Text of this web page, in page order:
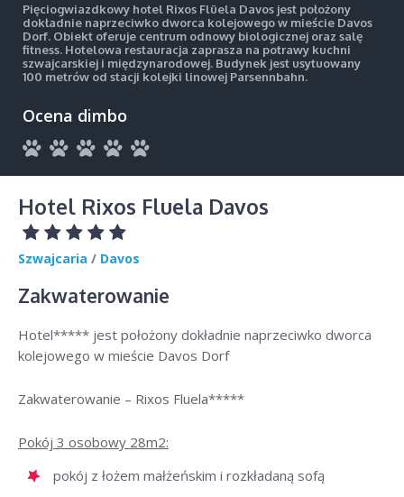
Pięciogwiazdkowy hotel Rixos Flüela Davos jest położony
dokładnie naprzeciwko dworca kolejowego w mieście Davos
Dorf. Obiekt oferuje centrum odnowy biologicznej oraz salę
fitness. Hotelowa restauracja zaprasza na potrawy kuchni
szwajcarskiej i międzynarodowej. Budynek jest usytuowany
100 metrów od stacji kolejki linowej Parsennbahn.
Ocena dimbo
Hotel Rixos Fluela Davos
Szwajcaria / Davos
Zakwaterowanie
Hotel***** jest położony dokładnie naprzeciwko dworca
kolejowego w mieście Davos Dorf
Zakwaterowanie – Rixos Fluela*****
Pokój 3 osobowy 28m2:
pokój z łożem małżeńskim i rozkładaną sofą